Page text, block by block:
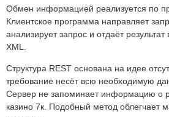
Обмен информацией реализуется по
Клиентское программа направляет
анализирует запрос и отдаёт
XML.
Структура REST основана на идее
требование несёт всю необходимую
Сервер не запоминает информацию о
казино 7к. Подобный метод облегчает